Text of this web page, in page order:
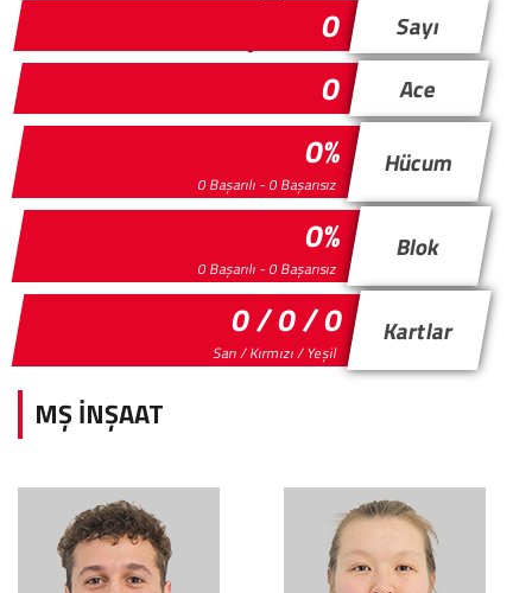
0 Sayı
0 Ace
0%
0 Başarılı - 0 Başarısız
Hücum
0%
0 Başarılı - 0 Başarısız
Blok
0 / 0 / 0
Sarı / Kırmızı / Yeşil
Kartlar
MŞ İNŞAAT